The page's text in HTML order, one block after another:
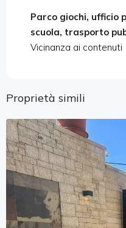
Parco giochi, ufficio
scuola, trasporto
Vicinanza ai contenuti
Proprietà simili